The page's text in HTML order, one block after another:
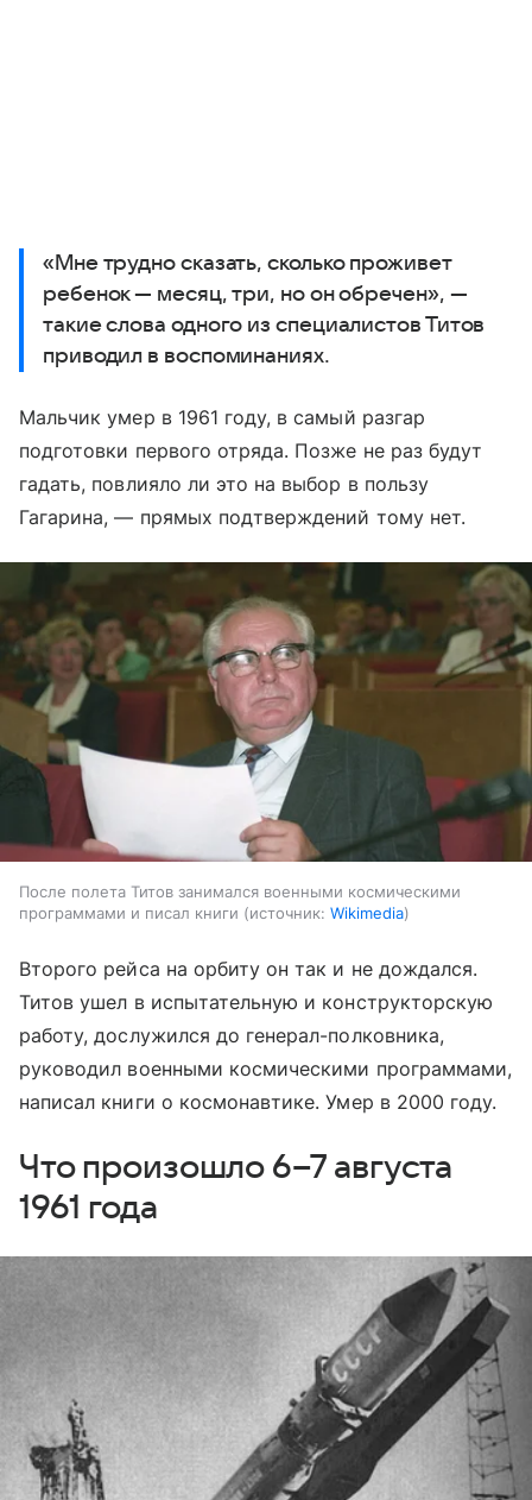
«Мне трудно сказать, сколько проживет
ребенок — месяц, три, но он обречен», —
такие слова одного из специалистов Титов
приводил в воспоминаниях.
Мальчик умер в 1961 году, в самый разгар
подготовки первого отряда. Позже не раз будут
гадать, повлияло ли это на выбор в пользу
Гагарина, — прямых подтверждений тому нет.
После полета Титов занимался военными космическими
программами и писал книги
источник: Wikimedia
Второго рейса на орбиту он так и не дождался.
Титов ушел в испытательную и конструкторскую
работу, дослужился до генерал-полковника,
руководил военными космическими программами,
написал книги о космонавтике. Умер в 2000 году.
Что произошло 6–7 августа
1961 года